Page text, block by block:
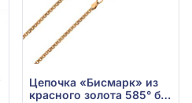
Цепочка «Бисмарк» из
красного золота 585° без